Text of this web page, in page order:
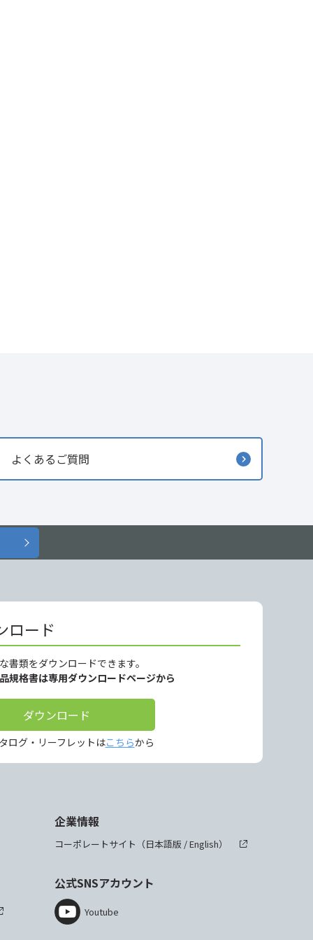
よくあるご質問
ロード
書類をダウンロードできます。
規格書は専用ダウンロードページから
ダウンロード
ログ・リーフレットはこちらから
企業情報
コーポレートサイト（日本語版 /English）
公式SNSアカウント
Youtube